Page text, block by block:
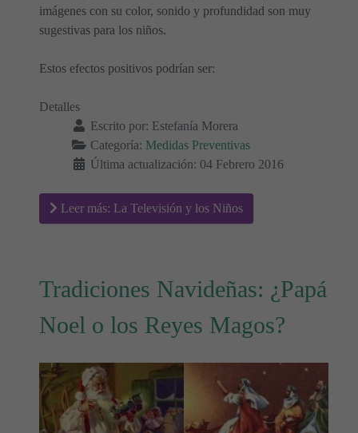
imágenes con su color, sonido y profundidad son muy
sugestivas para los niños.
Estos efectos positivos podrían ser:
Detalles
Escrito por: Estefanía Morera
Categoría: Medidas Preventivas
Última actualización: 04 Febrero 2016
Leer más: La Televisión y los Niños
Tradiciones Navideñas: ¿Papá
Noel o los Reyes Magos?